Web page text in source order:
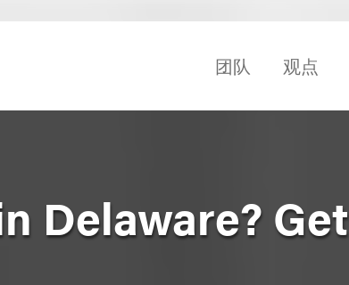
团队 观点
Delaware?